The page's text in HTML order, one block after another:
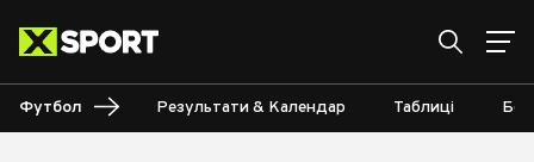
Футбол Результати & Календар Таблиці